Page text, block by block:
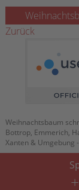
powered
Zurück
Weihnachtsbaum
Bottrop, Emmerich,
Xanten & Umgebung